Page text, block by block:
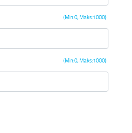
(Min:0, Maks:1000)
(Min:0, Maks:1000)